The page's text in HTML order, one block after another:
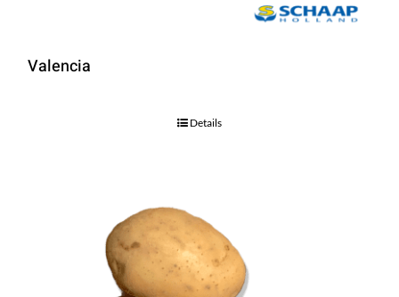
Valencia
Details